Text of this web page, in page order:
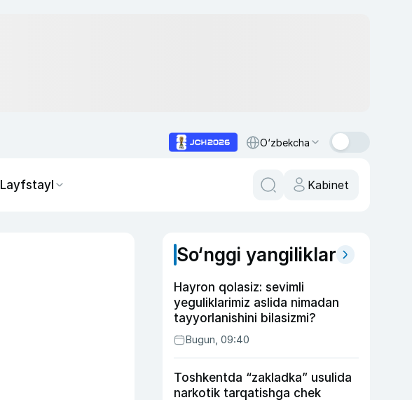
O‘zbekcha
Layfstayl Kabinet
So‘nggi yangiliklar
Hayron qolasiz: sevimli
yeguliklarimiz aslida nimadan
tayyorlanishini bilasizmi?
Bugun, 09:40
Toshkentda “zakladka” usulida
narkotik tarqatishga chek